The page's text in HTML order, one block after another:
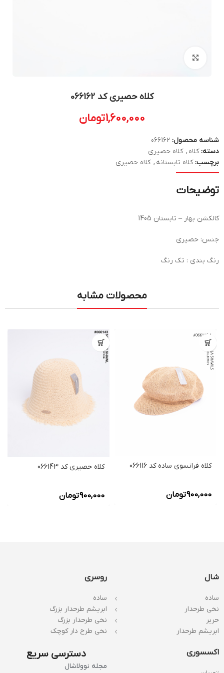
کلاه حصیری کد 066162
1,600,000تومان
شناسه محصول: 066162
دسته: کلاه , کلاه حصیری
برچسب: کلاه تابستانه , کلاه حصیری
توضیحات
کالکشن بهار – تابستان 1405
جنس: حصیری
رنگ بندی : تک رنگ
محصولات مشابه
کلاه فرانسوی ساده کد 066116
900,000تومان
کلاه حصیری کد 066143
900,000تومان
شال
ساده
نخی طرحدار
حریر
ابریشم طرحدار
روسری
ساده
ابریشم طرحدار بزرگ
نخی طرحدار بزرگ
نخی طرح دار کوچک
اکسسوری دسترسی سریع
مجله نوولاشال